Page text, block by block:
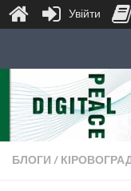
Skip to content
БЛОГИ /
Увійти